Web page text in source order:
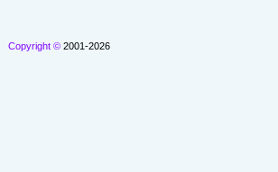
Copyright © 2001-2026